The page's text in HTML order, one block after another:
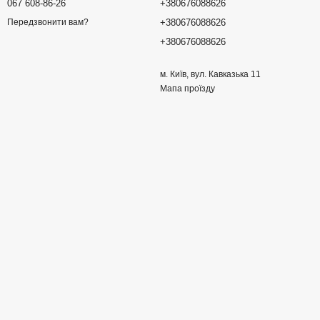
067 608-86-26
Передзвонити вам?
+380676088626
+380676088626
+380676088626
м. Київ, вул. Кавказька 11
Мапа проїзду